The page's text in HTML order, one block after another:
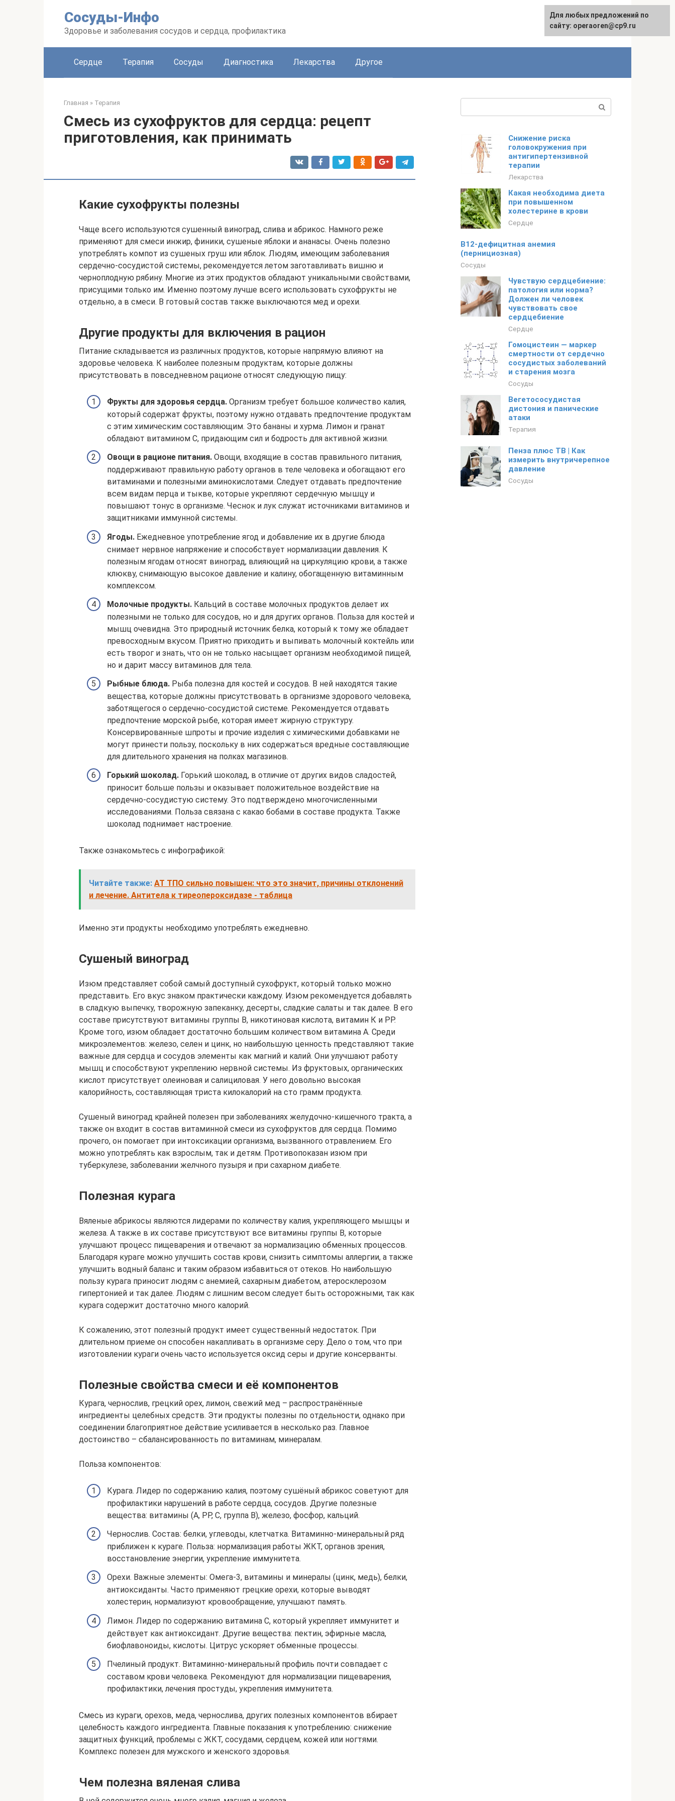
Сосуды-Инфо
Здоровье и заболевания сосудов и сердца, профилактика
Сердце Терапия Сосуды Диагностика Лекарства Другое
Главная » Терапия
Смесь из сухофруктов для сердца: рецепт
приготовления, как принимать
Какие сухофрукты полезны
Чаще всего используются сушенный виноград, слива и абрикос. Намного реже
применяют для смеси инжир, финики, сушеные яблоки и ананасы. Очень полезно
употреблять компот из сушеных груш или яблок. Людям, имеющим заболевания
сердечно-сосудистой системы, рекомендуется летом заготавливать вишню и
черноплодную рябину. Многие из этих продуктов обладают уникальными свойствами,
присущими только им. Именно поэтому лучше всего использовать сухофрукты не
отдельно, а в смеси. В готовый состав также выключаются мед и орехи.
Другие продукты для включения в рацион
Питание складывается из различных продуктов, которые напрямую влияют на
здоровье человека. К наиболее полезным продуктам, которые должны
присутствовать в повседневном рационе относят следующую пищу:
Фрукты для здоровья сердца. Организм требует большое количество калия,
который содержат фрукты, поэтому нужно отдавать предпочтение продуктам
с этим химическим составляющим. Это бананы и хурма. Лимон и гранат
обладают витамином С, придающим сил и бодрость для активной жизни.
Овощи в рационе питания. Овощи, входящие в состав правильного питания,
поддерживают правильную работу органов в теле человека и обогащают его
витаминами и полезными аминокислотами. Следует отдавать предпочтение
всем видам перца и тыкве, которые укрепляют сердечную мышцу и
повышают тонус в организме. Чеснок и лук служат источниками витаминов и
защитниками иммунной системы.
Ягоды. Ежедневное употребление ягод и добавление их в другие блюда
снимает нервное напряжение и способствует нормализации давления. К
полезным ягодам относят виноград, влияющий на циркуляцию крови, а также
клюкву, снимающую высокое давление и калину, обогащенную витаминным
комплексом.
Молочные продукты. Кальций в составе молочных продуктов делает их
полезными не только для сосудов, но и для других органов. Польза для костей и
мышц очевидна. Это природный источник белка, который к тому же обладает
превосходным вкусом. Приятно приходить и выпивать молочный коктейль или
есть творог и знать, что он не только насыщает организм необходимой пищей,
но и дарит массу витаминов для тела.
Рыбные блюда. Рыба полезна для костей и сосудов. В ней находятся такие
вещества, которые должны присутствовать в организме здорового человека,
заботящегося о сердечно-сосудистой системе. Рекомендуется отдавать
предпочтение морской рыбе, которая имеет жирную структуру.
Консервированные шпроты и прочие изделия с химическими добавками не
могут принести пользу, поскольку в них содержаться вредные составляющие
для длительного хранения на полках магазинов.
Горький шоколад. Горький шоколад, в отличие от других видов сладостей,
приносит больше пользы и оказывает положительное воздействие на
сердечно-сосудистую систему. Это подтверждено многочисленными
исследованиями. Польза связана с какао бобами в составе продукта. Также
шоколад поднимает настроение.
Также ознакомьтесь с инфографикой:
Читайте также: АТ ТПО сильно повышен: что это значит, причины отклонений
и лечение. Антитела к тиреопероксидазе - таблица
Именно эти продукты необходимо употреблять ежедневно.
Сушеный виноград
Изюм представляет собой самый доступный сухофрукт, который только можно
представить. Его вкус знаком практически каждому. Изюм рекомендуется добавлять
в сладкую выпечку, творожную запеканку, десерты, сладкие салаты и так далее. В его
составе присутствуют витамины группы B, никотиновая кислота, витамин К и РР.
Кроме того, изюм обладает достаточно большим количеством витамина А. Среди
микроэлементов: железо, селен и цинк, но наибольшую ценность представляют такие
важные для сердца и сосудов элементы как магний и калий. Они улучшают работу
мышц и способствуют укреплению нервной системы. Из фруктовых, органических
кислот присутствует олеиновая и салициловая. У него довольно высокая
калорийность, составляющая триста килокалорий на сто грамм продукта.
Сушеный виноград крайней полезен при заболеваниях желудочно-кишечного тракта, а
также он входит в состав витаминной смеси из сухофруктов для сердца. Помимо
прочего, он помогает при интоксикации организма, вызванного отравлением. Его
можно употреблять как взрослым, так и детям. Противопоказан изюм при
туберкулезе, заболевании желчного пузыря и при сахарном диабете.
Полезная курага
Вяленые абрикосы являются лидерами по количеству калия, укрепляющего мышцы и
железа. А также в их составе присутствуют все витамины группы B, которые
улучшают процесс пищеварения и отвечают за нормализацию обменных процессов.
Благодаря кураге можно улучшить состав крови, снизить симптомы аллергии, а также
улучшить водный баланс и таким образом избавиться от отеков. Но наибольшую
пользу курага приносит людям с анемией, сахарным диабетом, атеросклерозом
гипертонией и так далее. Людям с лишним весом следует быть осторожными, так как
курага содержит достаточно много калорий.
К сожалению, этот полезный продукт имеет существенный недостаток. При
длительном приеме он способен накапливать в организме серу. Дело о том, что при
изготовлении кураги очень часто используется оксид серы и другие консерванты.
Полезные свойства смеси и её компонентов
Курага, чернослив, грецкий орех, лимон, свежий мед – распространённые
ингредиенты целебных средств. Эти продукты полезны по отдельности, однако при
соединении благоприятное действие усиливается в несколько раз. Главное
достоинство – сбалансированность по витаминам, минералам.
Польза компонентов:
Курага. Лидер по содержанию калия, поэтому сушёный абрикос советуют для
профилактики нарушений в работе сердца, сосудов. Другие полезные
вещества: витамины (A, PP, C, группа B), железо, фосфор, кальций.
Чернослив. Состав: белки, углеводы, клетчатка. Витаминно-минеральный ряд
приближен к кураге. Польза: нормализация работы ЖКТ, органов зрения,
восстановление энергии, укрепление иммунитета.
Орехи. Важные элементы: Омега-3, витамины и минералы (цинк, медь), белки,
антиоксиданты. Часто применяют грецкие орехи, которые выводят
холестерин, нормализуют кровообращение, улучшают память.
Лимон. Лидер по содержанию витамина C, который укрепляет иммунитет и
действует как антиоксидант. Другие вещества: пектин, эфирные масла,
биофлавоноиды, кислоты. Цитрус ускоряет обменные процессы.
Пчелиный продукт. Витаминно-минеральный профиль почти совпадает с
составом крови человека. Рекомендуют для нормализации пищеварения,
профилактики, лечения простуды, укрепления иммунитета.
Смесь из кураги, орехов, меда, чернослива, других полезных компонентов вбирает
целебность каждого ингредиента. Главные показания к употреблению: снижение
защитных функций, проблемы с ЖКТ, сосудами, сердцем, кожей или ногтями.
Комплекс полезен для мужского и женского здоровья.
Чем полезна вяленая слива
Снижение риска
головокружения при
антигипертензивной
терапии
Лекарства
Какая необходима диета
при повышенном
холестерине в крови
Сердце
B12-дефицитная анемия
(пернициозная)
Сосуды
Чувствую сердцебиение:
патология или норма?
Должен ли человек
чувствовать свое
сердцебиение
Сердце
Гомоцистеин — маркер
смертности от сердечно
сосудистых заболеваний
и старения мозга
Сосуды
Вегетососудистая
дистония и панические
атаки
Терапия
Пенза плюс ТВ | Как
измерить внутричерепное
давление
Сосуды
Для любых предложений по
сайту: operaoren@cp9.ru